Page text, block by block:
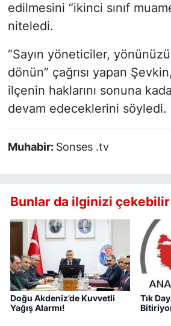
edilmesini “ikinci sınıf
niteledi.
“Sayın yöneticiler, yönünüzü
dönün” çağrısı yapan
ilçenin haklarını sonuna
devam edeceklerini söyledi.
Muhabir: Sonses .tv
Bunlar da ilginizi çekebilir
Doğu Akdeniz’de Kuvvetli
Yağış Alarmı!
Tık